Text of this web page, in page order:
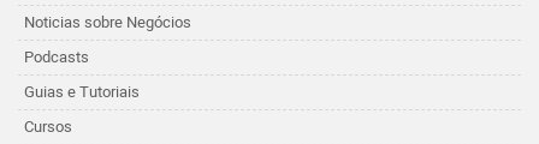
Noticias sobre Negócios
Podcasts
Guias e Tutoriais
Cursos